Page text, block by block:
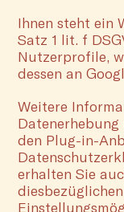
Ihnen steht ein
Satz 1 lit. f
Nutzerprofile,
dessen an
Weitere
den Plug-in-
erhalten Sie